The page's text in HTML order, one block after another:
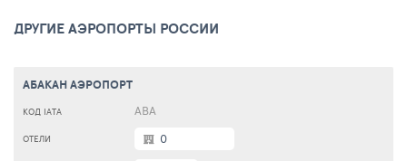
ДРУГИЕ АЭРОПОРТЫ РОССИИ
АБАКАН АЭРОПОРТ
ABA
0